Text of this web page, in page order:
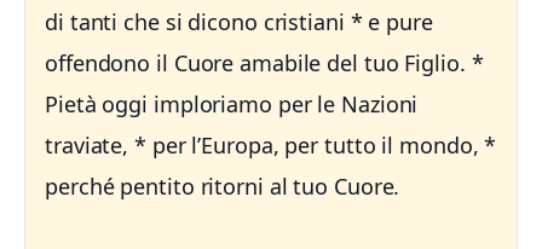
di tanti che si dicono cristiani * e pure
offendono il Cuore amabile del tuo Figlio. *
Pietà oggi imploriamo per le Nazioni
traviate, * per l’Europa, per tutto il mondo, *
perché pentito ritorni al tuo Cuore.